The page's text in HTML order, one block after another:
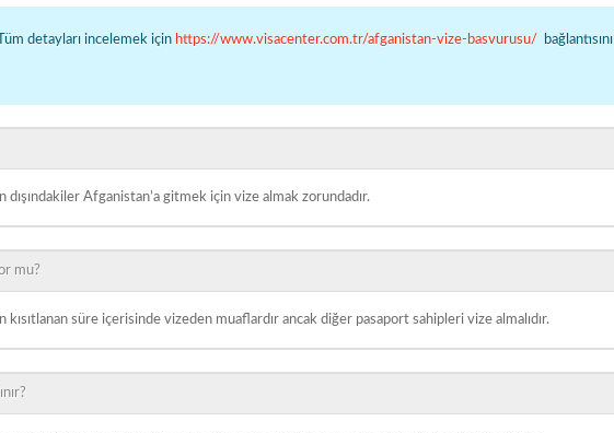
detayları incelemek için https://www.visacenter.com.tr/afganistan-vize-basvurusu/ bağlantısını
Afganistan’a gitmek için vize almak zorundadır.
mu?
süre içerisinde vizeden muaflardır ancak diğer pasaport sahipleri vize almalıdır.